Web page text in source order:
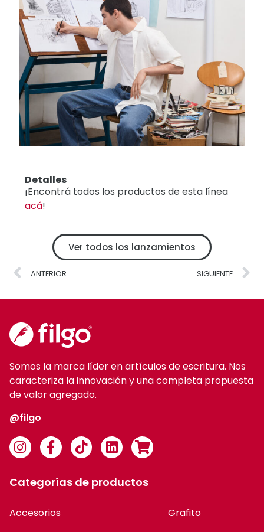
Detalles
¡Encontrá todos los productos de esta línea
acá!
Ver todos los lanzamientos
ANTERIOR SIGUIENTE
Somos la marca líder en artículos de escritura. Nos
caracteriza la innovación y una completa propuesta
de valor agregado.
@filgo
Categorías de productos
Accesorios
Grafito